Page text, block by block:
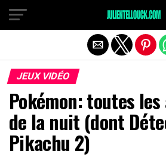
JEUX VIDÉO
Pokémon: toutes
de la nuit (dont
Pikachu 2)